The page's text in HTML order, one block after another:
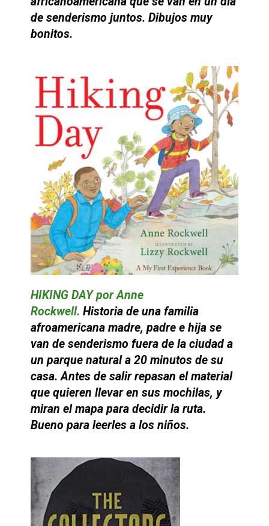
de senderismo juntos. Dibujos muy
bonitos.
HIKING DAY por Anne
Rockwell. Historia de una familia
afroamericana madre, padre e hija se
van de senderismo fuera de la ciudad a
un parque natural a 20 minutos de su
casa. Antes de salir repasan el material
que quieren llevar en sus mochilas, y
miran el mapa para decidir la ruta.
Bueno para leerles a los niños.